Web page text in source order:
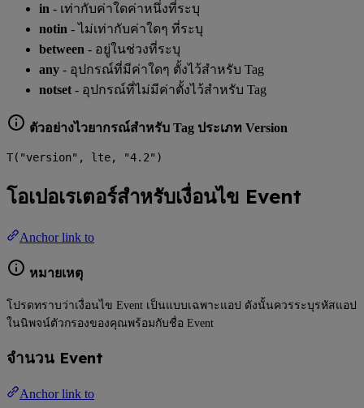
in - เท่ากับค่าใดค่าหนึ่งที่ระบุ
notin - ไม่เท่ากับค่าใดๆ ที่ระบุ
between - อยู่ในช่วงที่ระบุ
any - อุปกรณ์ที่มีค่าใดๆ ตั้งไว้สำหรับ Tag
notset - อุปกรณ์ที่ไม่มีค่าตั้งไว้สำหรับ Tag
ตัวอย่างไวยากรณ์สำหรับ Tag ประเภท Version
T("version", lte, "4.2")
โอเปอเรเตอร์สำหรับเงื่อนไข Event
Anchor link to
หมายเหตุ
โปรดทราบว่าเงื่อนไข Event เป็นแบบเฉพาะแอป ดังนั้นควรระบุรหัสแอป
ในนิพจน์ตัวกรองของคุณพร้อมกับชื่อ Event
จำนวน Event
Anchor link to